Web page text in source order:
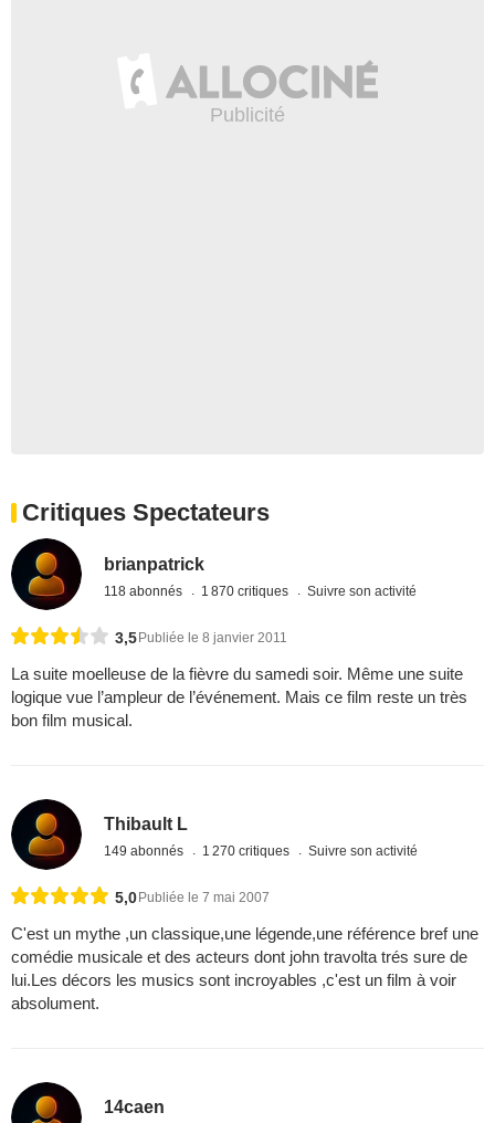
Critiques Spectateurs
brianpatrick
118 abonnés 1 870 critiques Suivre son activité
3,5Publiée le 8 janvier 2011
La suite moelleuse de la fièvre du samedi soir. Même une suite
logique vue l’ampleur de l’événement. Mais ce film reste un très
bon film musical.
Thibault L
149 abonnés 1 270 critiques Suivre son activité
5,0Publiée le 7 mai 2007
C'est un mythe ,un classique,une légende,une référence bref une
comédie musicale et des acteurs dont john travolta trés sure de
lui.Les décors les musics sont incroyables ,c'est un film à voir
absolument.
14caen